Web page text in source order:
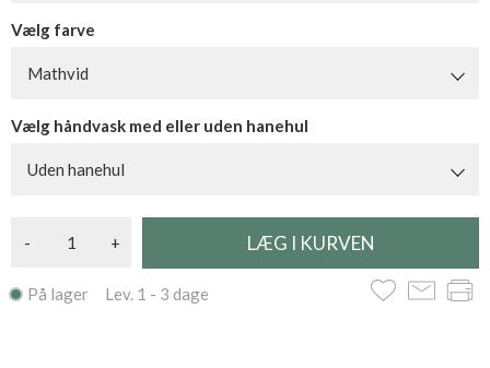
Vælg farve
Mathvid
Vælg håndvask med eller uden hanehul
Uden hanehul
- +
På lager Lev. 1 - 3 dage